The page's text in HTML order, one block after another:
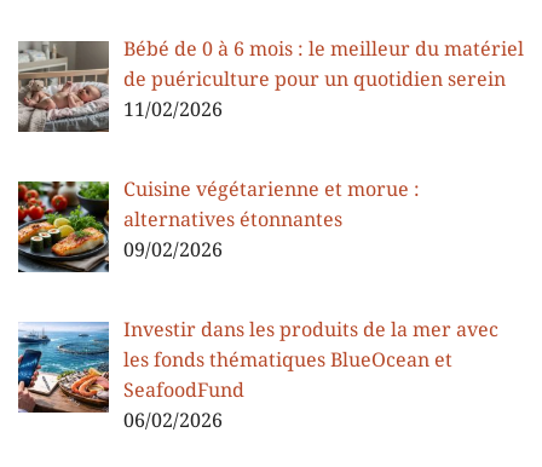
Bébé de 0 à 6 mois : le meilleur du matériel
de puériculture pour un quotidien serein
11/02/2026
Cuisine végétarienne et morue :
alternatives étonnantes
09/02/2026
Investir dans les produits de la mer avec
les fonds thématiques BlueOcean et
SeafoodFund
06/02/2026